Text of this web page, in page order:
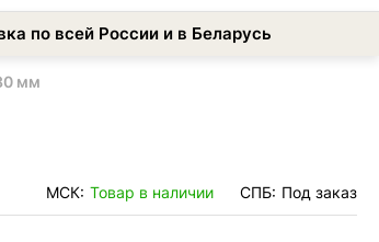
по всей России и в Беларусь
мм
МСК: Товар в наличии СПБ: Под заказ